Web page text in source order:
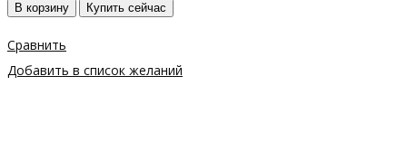
В корзину Купить сейчас
Сравнить
Добавить в список желаний